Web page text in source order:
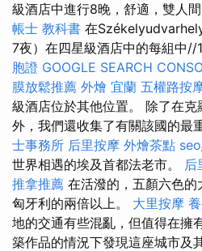
級酒店中進行8晚，舒適，雙人間
帳士 教科書 在
7夜）在四星級酒店中的每組中//1
胞證 GOOGLE SEARCH
膜放鬆推薦 外燴 宜蘭 五權路按
級酒店位於其他位置。 除了在克
外，我們還收集了有關該國的最
士事務所 后里按摩 外燴茶點
世界相遇的埃及首都法老市。 后
推拿推薦 在活潑的，五顏六色
匈牙利的兩倍以上。 大里按摩
地的交通有些混亂，但值得在擁
築作品的情況下發現這座城市及